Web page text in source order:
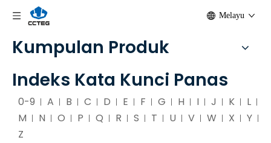
Melayu
Kumpulan Produk
Indeks Kata Kunci Panas
0-9 A B C D E F G H I J K
L
M
N O P Q R S T U V W X
Y
Z